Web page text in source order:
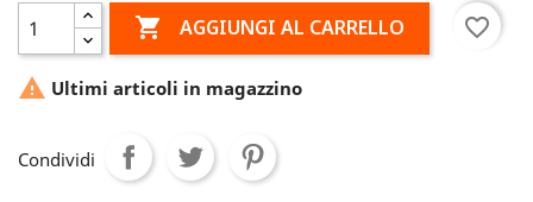
 AGGIUNGI AL CARRELLO favorite_border
 Ultimi articoli in magazzino
Condividi